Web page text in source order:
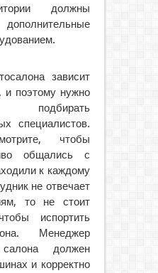
должны
зависит
и поэтому нужно
специалистов.
чтобы
общались с
к каждому
не отвечает
то не стоит
испортить
Менеджер
салона должен
и корректно